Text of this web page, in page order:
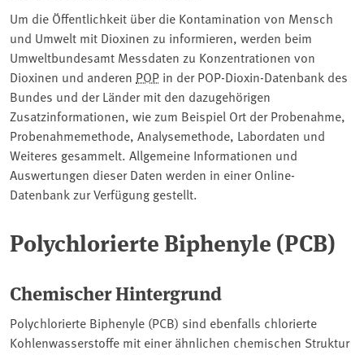
Um die Öffentlichkeit über die Kontamination von Mensch
und Umwelt mit Dioxinen zu informieren, werden beim
Umweltbundesamt Messdaten zu Konzentrationen von
Dioxinen und anderen POP in der POP-Dioxin-Datenbank des
Bundes und der Länder mit den dazugehörigen
Zusatzinformationen, wie zum Beispiel Ort der Probenahme,
Probenahmemethode, Analysemethode, Labordaten und
Weiteres gesammelt. Allgemeine Informationen und
Auswertungen dieser Daten werden in einer Online-
Datenbank zur Verfügung gestellt.
Polychlorierte Biphenyle (PCB)
Chemischer Hintergrund
Polychlorierte Biphenyle (PCB) sind ebenfalls chlorierte
Kohlenwasserstoffe mit einer ähnlichen chemischen Struktur